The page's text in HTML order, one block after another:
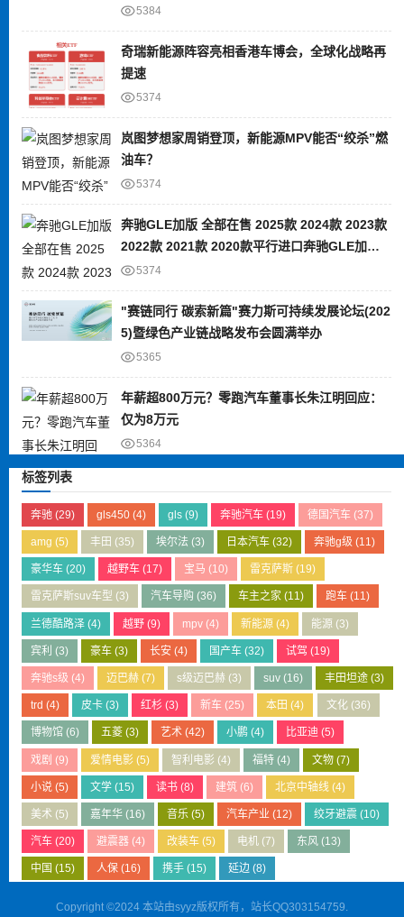
5384
奇瑞新能源阵容亮相香港车博会，全球化战略再
提速
5374
岚图梦想家周销登顶，新能源MPV能否“绞杀”燃
油车？
5374
奔驰GLE加版 全部在售 2025款 2024款 2023款
2022款 2021款 2020款平行进口奔驰GLE加版
限时优惠 目前80万元起售
5374
"赛链同行 碳索新篇"赛力斯可持续发展论坛(202
5)暨绿色产业链战略发布会圆满举办
5365
年薪超800万元？零跑汽车董事长朱江明回应：
仅为8万元
5364
标签列表
奔驰(29) gls450(4) gls (9) 奔驰汽车 (19) 德国汽车 (37)
amg (5) 丰田 (35) 埃尔法 (3) 日本汽车 (32) 奔驰g级 (11)
豪华车(20) 越野车(17) 宝马 (10) 雷克萨斯 (19)
雷克萨斯suv车型 (3) 汽车导购 (36) 车主之家 (11) 跑车 (11)
兰德酷路泽(4) 越野(9) mpv (4) 新能源 (4) 能源 (3)
宾利 (3) 豪车(3) 长安 (4) 国产车 (32) 试驾 (19)
奔驰s级 (4) 迈巴赫(7) s级迈巴赫 (3) suv (16) 丰田坦途 (3)
trd (4) 皮卡(3) 红杉 (3) 新车 (25) 本田 (4) 文化(36)
博物馆(6) 五菱(3) 艺术 (42) 小鹏 (4) 比亚迪 (5)
戏剧 (9) 爱情电影(5) 智利电影 (4) 福特 (4) 文物 (7)
小说(5) 文学(15) 读书 (8) 建筑 (6) 北京中轴线 (4)
美术(5) 嘉年华(16) 音乐 (5) 汽车产业 (12) 绞牙避震 (10)
汽车(20) 避震器(4) 改装车 (5) 电机 (7) 东风 (13)
中国 (15) 人保(16) 携手 (15) 延边 (8)
Copyright ©2024 本站由syyz版权所有，站长QQ303154759.